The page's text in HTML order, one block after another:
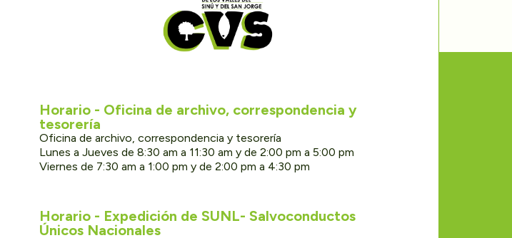
Horario - Oficina de archivo, correspondencia y
tesorería
Oficina de archivo, correspondencia y tesorería
Lunes a Jueves de 8:30 am a 11:30 am y de 2:00 pm a 5:00 pm
Viernes de 7:30 am a 1:00 pm y de 2:00 pm a 4:30 pm
Horario - Expedición de SUNL- Salvoconductos
Únicos Nacionales